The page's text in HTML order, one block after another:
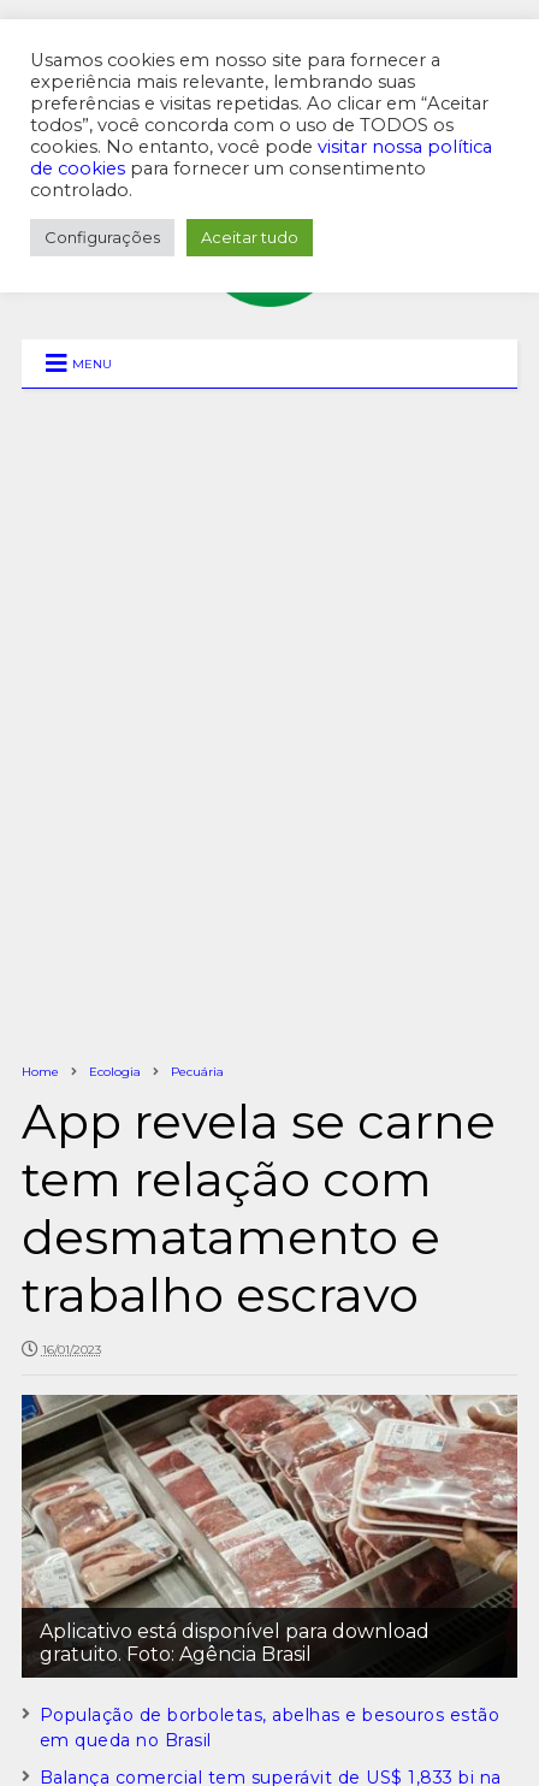
MENU SUPERIOR
MENU
Home Ecologia Pecuária
App revela se carne
tem relação com
desmatamento e
trabalho escravo
16/01/2023
Aplicativo está disponível para download
gratuito. Foto: Agência Brasil
População de borboletas, abelhas e besouros estão
em queda no Brasil
Balança comercial tem superávit de US$ 1,833 bi na
Usamos cookies em nosso site para fornecer a
experiência mais relevante, lembrando suas
preferências e visitas repetidas. Ao clicar em “Aceitar
todos”, você concorda com o uso de TODOS os
cookies. No entanto, você pode visitar nossa política
de cookies para fornecer um consentimento
controlado.
Configurações Aceitar tudo